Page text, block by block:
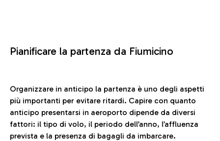
Pianificare la partenza da Fiumicino
Organizzare in anticipo la partenza è uno degli aspetti
più importanti per evitare ritardi. Capire con quanto
anticipo presentarsi in aeroporto dipende da diversi
fattori: il tipo di volo, il periodo dell’anno, l’affluenza
prevista e la presenza di bagagli da imbarcare.